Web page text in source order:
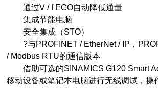
通过V / f ECO自动降低通量
集成节能电脑
安全集成（STO）
?与PROFINET / EtherNet / IP，
/ Modbus RTU的通信版本
借助可选的SINAMICS G120 Smart
移动设备或笔记本电脑进行无线调试，操